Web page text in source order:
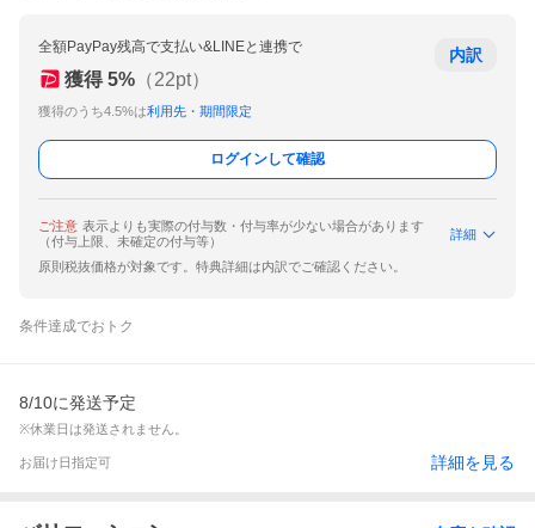
全額PayPay残高で支払い&LINEと連携で
獲得 5% （22pt）
獲得のうち4.5%は利用先・期間限定
内訳
ログインして確認
ご注意 表示よりも実際の付与数・付与率が少ない場合があります
（付与上限、未確定の付与等）
詳細
原則税抜価格が対象です。特典詳細は内訳でご確認ください。
条件達成でおトク
8/10に発送予定
※休業日は発送されません。
お届け日指定可 詳細を見る